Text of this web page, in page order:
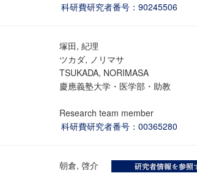
科研費研究者番号：90245506
塚田, 紀理
ツカダ, ノリマサ
TSUKADA, NORIMASA
慶應義塾大学・医学部・助教
Research team member
科研費研究者番号：00365280
朝倉, 啓介